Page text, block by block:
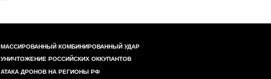
МАССИРОВАННЫЙ КОМБИНИРОВАННЫЙ УДАР
УНИЧТОЖЕНИЕ РОССИЙСКИХ ОККУПАНТОВ
АТАКА ДРОНОВ НА РЕГИОНЫ РФ